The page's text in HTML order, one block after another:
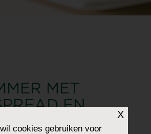
MET
EN
X
wil cookies gebruiken voor